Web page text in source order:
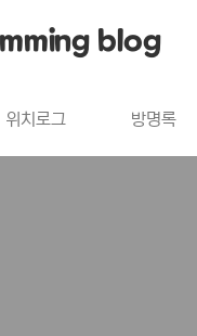
blog
위치로그 방명록